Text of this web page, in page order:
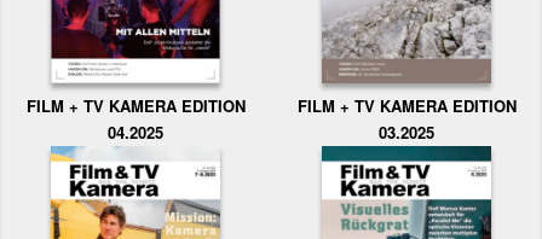
FILM + TV KAMERA EDITION
04.2025
FILM + TV KAMERA EDITION
03.2025